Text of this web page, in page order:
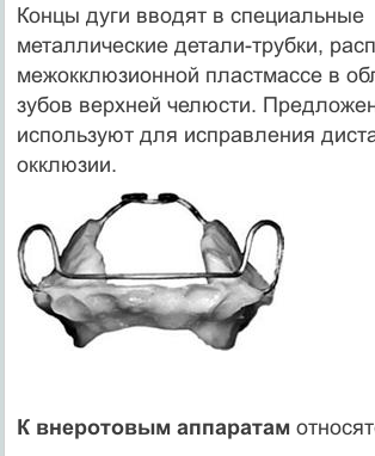
Концы дуги вводят в специальные
металлические детали-трубки,
межокклюзионной пластмассе в
зубов верхней челюсти.
используют для исправления
окклюзии.
К внеротовым аппаратам